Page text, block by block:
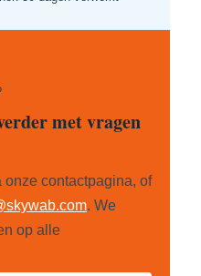
met vragen
onze contactpagina, of
. We
op alle